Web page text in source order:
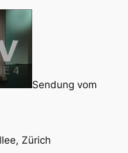
Sendung vom
Zürich